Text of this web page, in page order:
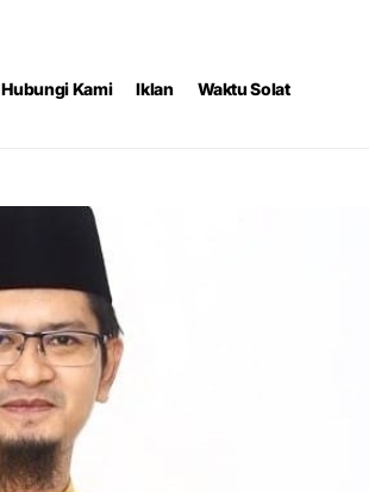
Hubungi Kami Iklan Waktu Solat